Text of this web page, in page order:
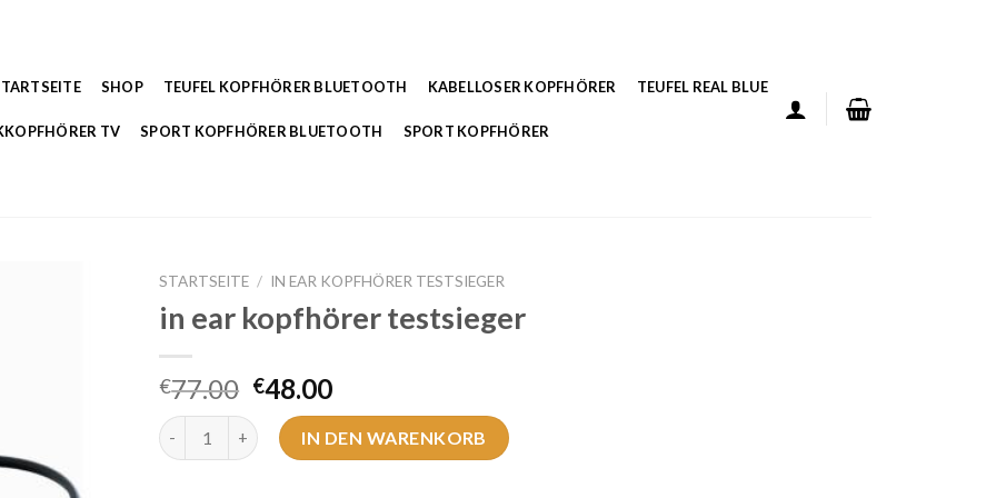
SHOP TEUFEL KOPFHÖRER BLUETOOTH KABELLOSER KOPFHÖRER TEUFEL REAL BLUE
TV SPORT KOPFHÖRER BLUETOOTH SPORT KOPFHÖRER
STARTSEITE / IN EAR KOPFHÖRER TESTSIEGER
in ear kopfhörer testsieger
€77.00 €48.00
in ear kopfhörer testsieger Menge
IN DEN WARENKORB